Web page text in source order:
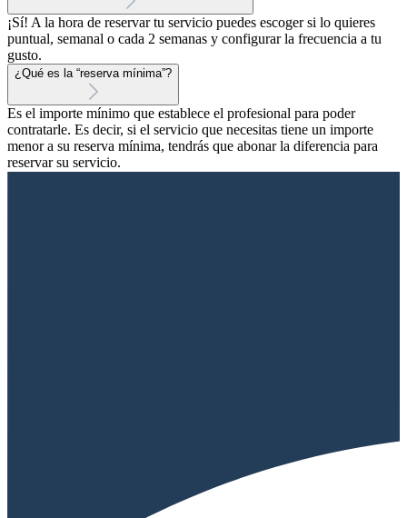
¡Sí! A la hora de reservar tu servicio puedes escoger si lo quieres
puntual, semanal o cada 2 semanas y configurar la frecuencia a tu
gusto.
¿Qué es la “reserva mínima”?
Es el importe mínimo que establece el profesional para poder
contratarle. Es decir, si el servicio que necesitas tiene un importe
menor a su reserva mínima, tendrás que abonar la diferencia para
reservar su servicio.